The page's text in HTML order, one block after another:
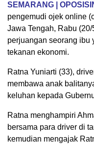
SEMARANG |
pengemudi ojek online
Jawa Tengah, Rabu
perjuangan seorang ibu
tekanan ekonomi.
Ratna Yuniarti (33),
membawa anak
keluhan kepada
Ratna menghampiri
bersama para driver di
kemudian mengajak